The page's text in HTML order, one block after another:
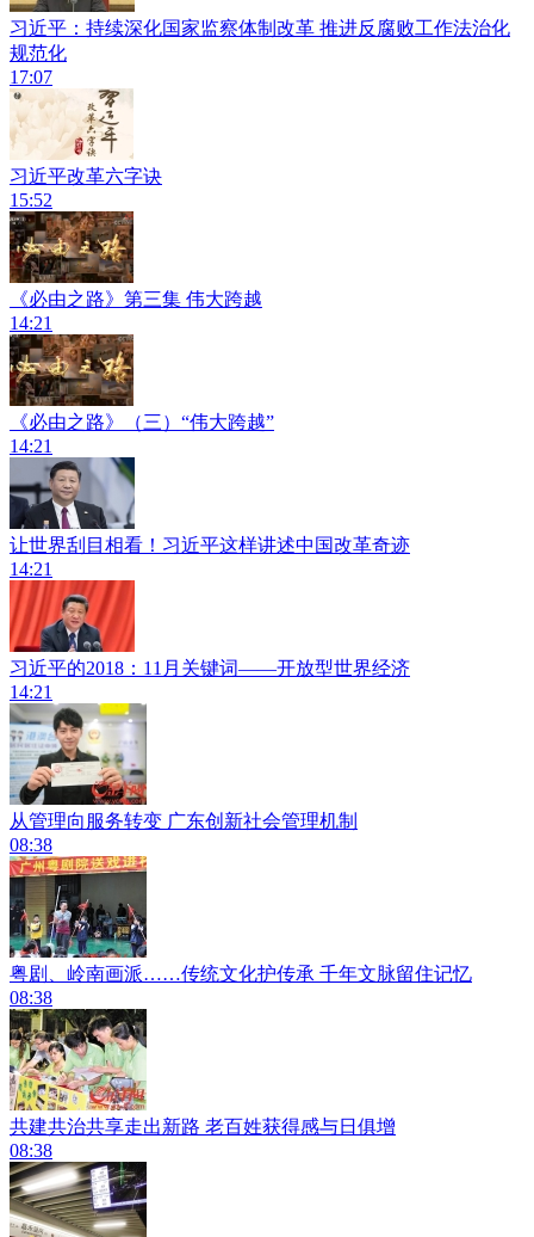
习近平：持续深化国家监察体制改革 推进反腐败工作法治化
规范化
17:07
习近平改革六字诀
15:52
《必由之路》第三集 伟大跨越
14:21
《必由之路》（三）“伟大跨越”
14:21
让世界刮目相看！习近平这样讲述中国改革奇迹
14:21
习近平的2018：11月关键词——开放型世界经济
14:21
从管理向服务转变 广东创新社会管理机制
08:38
粤剧、岭南画派……传统文化护传承 千年文脉留住记忆
08:38
共建共治共享走出新路 老百姓获得感与日俱增
08:38